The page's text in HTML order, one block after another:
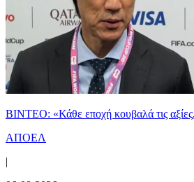
ΒΙΝΤΕΟ: «Κάθε εποχή κουβαλά τις
ΑΠΟΕΛ
|